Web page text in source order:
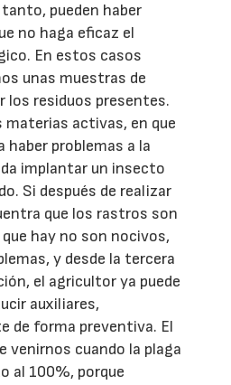
pueden haber
no haga eficaz el
En estos casos
unas muestras de
los residuos presentes.
activas, en que
haber problemas a la
implantar un insecto
Si después de realizar
que los rastros son
hay no son nocivos,
y desde la tercera
el agricultor ya puede
auxiliares,
de forma preventiva. El
venirnos cuando la plaga
al 100%, porque